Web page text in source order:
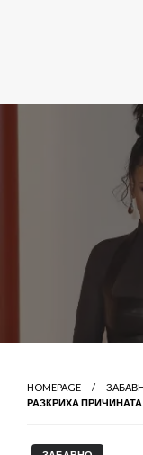
HOMEPAGE
РАЗКРИХА